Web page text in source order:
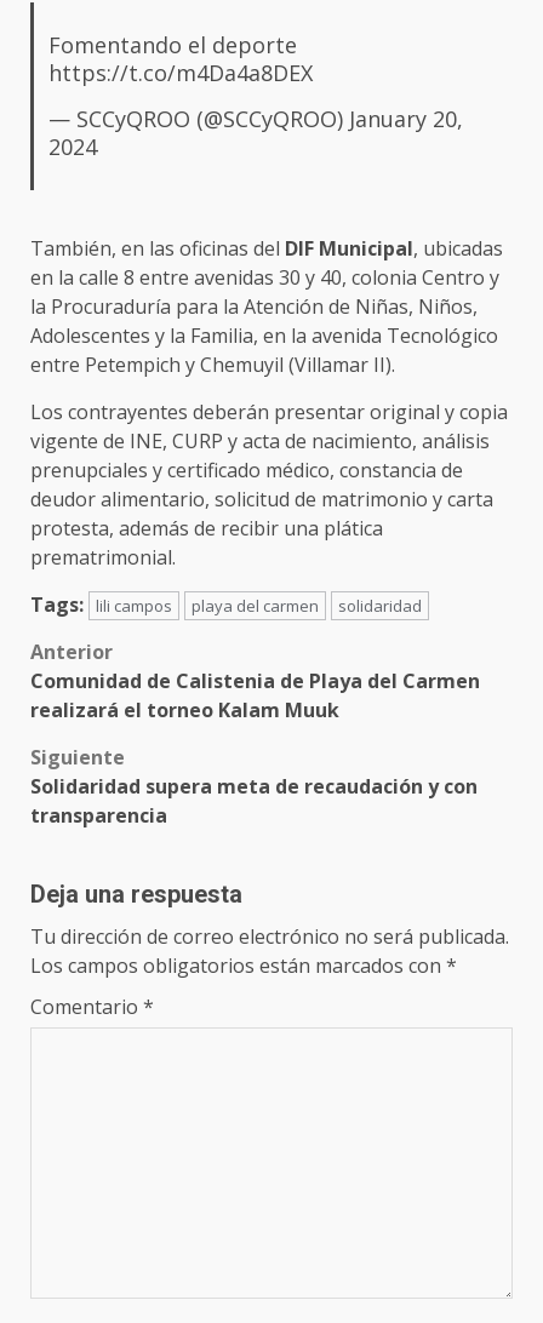
Fomentando el deporte
https://t.co/m4Da4a8DEX
— SCCyQROO (@SCCyQROO) January 20,
2024
También, en las oficinas del DIF Municipal, ubicadas
en la calle 8 entre avenidas 30 y 40, colonia Centro y
la Procuraduría para la Atención de Niñas, Niños,
Adolescentes y la Familia, en la avenida Tecnológico
entre Petempich y Chemuyil (Villamar II).
Los contrayentes deberán presentar original y copia
vigente de INE, CURP y acta de nacimiento, análisis
prenupciales y certificado médico, constancia de
deudor alimentario, solicitud de matrimonio y carta
protesta, además de recibir una plática
prematrimonial.
Tags:
lili campos playa del carmen solidaridad
Post
navigation
Anterior
Comunidad de Calistenia de Playa del Carmen
realizará el torneo Kalam Muuk
Siguiente
Solidaridad supera meta de recaudación y con
transparencia
Deja una respuesta
Tu dirección de correo electrónico no será publicada.
Los campos obligatorios están marcados con *
Comentario *